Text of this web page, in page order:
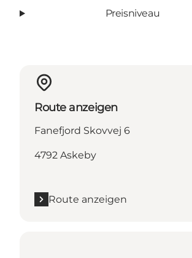
Preisniveau
Route anzeigen
Fanefjord Skovvej 6
4792 Askeby
Route anzeigen